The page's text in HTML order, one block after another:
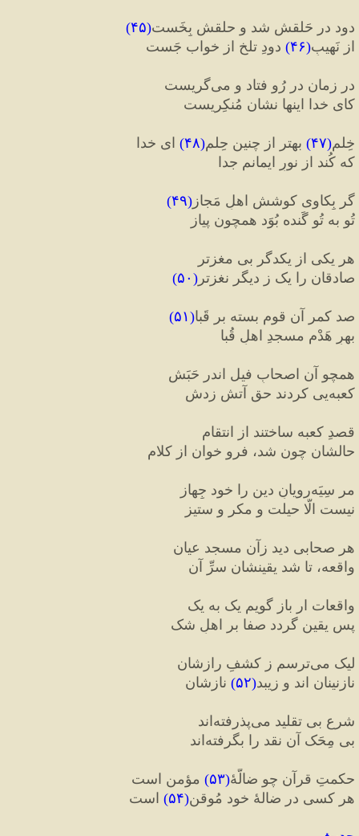
دود در حَلقش شد و حلقش بِخَست(۴۵)
از نَهیبِ(۴۶) دودِ تلخ از خواب جَست
در زمان در رُو فتاد و میگریست
کای خدا اینها نشان مُنکِریست
خِلم(۴۷) بهتر از چنین حِلم(۴۸) ای خدا
که کُند از نورِ ایمانم جدا
گر بِکاوی کوششِ اهلِ مَجاز (۴۹)
تُو به تُو گَنده بُوَد همچون پیاز
هر یکی از یکدگر بی مغزتر
صادقان را یک ز دیگر نغزتر ( ۵۰)
صد کمر آن قوم بسته بر قَبا(۵۱)
بهرِ هَدْمِ مسجدِ اهلِ قُبا
همچو آن اصحابِ فیل اندر حَبَش
کعبهیی کردند حق آتش زدش
قصدِ کعبه ساختند از انتقام
حالشان چون شد، فرو خوان از کلام
مر سِیَهرویانِ دین را خود جِهاز
نیست الّا حیلت و مکر و ستیز
هر صحابی دید زآن مسجد عیان
واقعه، تا شد یقینشان سرِّ آن
واقعات ار باز گویم یک به یک
پس یقین گردد صفا بر اهلِ شک
لیک میترسم ز کشفِ رازشان
نازنینان اند و زیبد(۵۲) نازشان
شرعِ بی تقلید میپذرفتهاند
بی مِحَک آن نقد را بگرفتهاند
حکمتِ قرآن چو ضالّهٔ(۵۳) مؤمن است
هر کسی در ضالهٔ خود مُوقن(۵۴) است